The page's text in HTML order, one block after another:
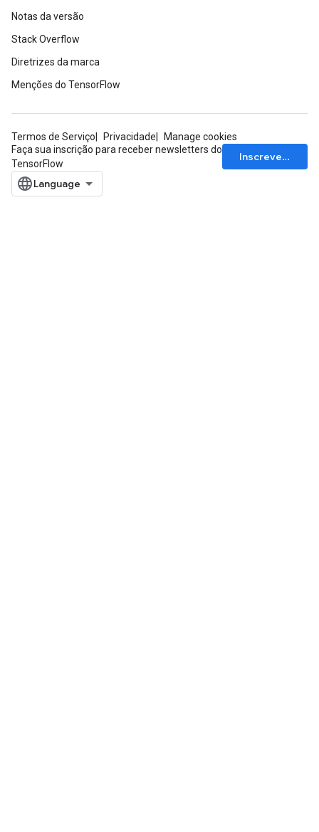
Notas da versão
Stack Overflow
Diretrizes da marca
Menções do TensorFlow
Termos de Serviço Privacidade
Manage cookies
Faça sua inscrição para receber newsletters do
TensorFlow
Inscrever-se